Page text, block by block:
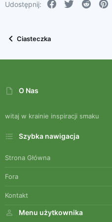
26
Trebuchet MS
Udostępnij: Facebook
Twitter Reddit
Ciasteczka
O Nas
witaj w krainie inspiracji smaku
Szybka nawigacja
Strona Główna
Fora
Kontakt
Menu użytkownika